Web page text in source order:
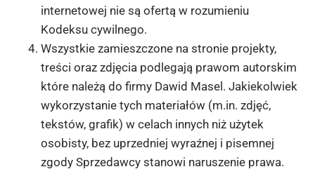
internetowej nie są ofertą w rozumieniu
Kodeksu cywilnego.
Wszystkie zamieszczone na stronie projekty,
treści oraz zdjęcia podlegają prawom autorskim
które należą do firmy Dawid Masel. Jakiekolwiek
wykorzystanie tych materiałów (m.in. zdjęć,
tekstów, grafik) w celach innych niż użytek
osobisty, bez uprzedniej wyraźnej i pisemnej
zgody Sprzedawcy stanowi naruszenie prawa.